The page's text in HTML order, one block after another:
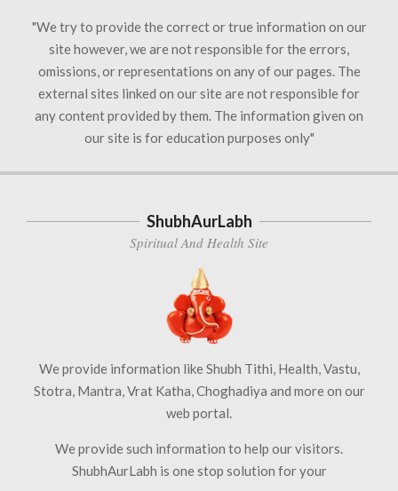
"We try to provide the correct or true information on our
site however, we are not responsible for the errors,
omissions, or representations on any of our pages. The
external sites linked on our site are not responsible for
any content provided by them. The information given on
our site is for education purposes only"
ShubhAurLabh
Spiritual And Health Site
We provide information like Shubh Tithi, Health, Vastu,
Stotra, Mantra, Vrat Katha, Choghadiya and more on our
web portal.
We provide such information to help our visitors.
ShubhAurLabh is one stop solution for your